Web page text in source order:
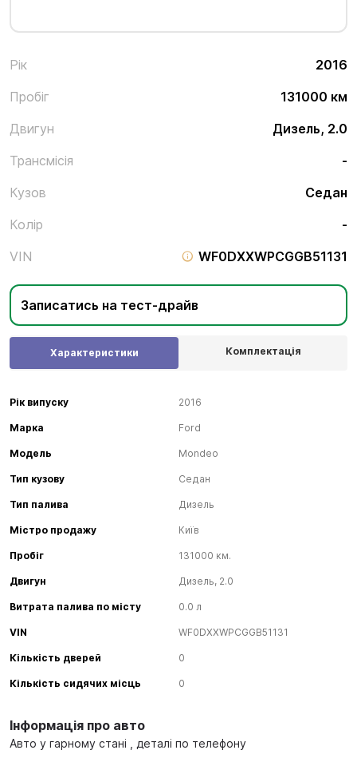
Рік
2016
Пробіг
131000 км
Двигун
Дизель, 2.0
Трансмісія
-
Кузов
Седан
Колір
-
VIN
WF0DXXWPCGGB51131
Записатись на тест-драйв
Інформація про авто
Авто у гарному стані , деталі по телефону
Характеристики Комплектація
Рік випуску 2016
Марка Ford
Модель Mondeo
Тип кузову Седан
Тип палива Дизель
Містро продажу Київ
Пробіг 131000 км.
Двигун Дизель, 2.0
Витрата палива по місту 0.0 л
VIN WF0DXXWPCGGB51131
Кількість дверей 0
Кількість сидячих місць 0